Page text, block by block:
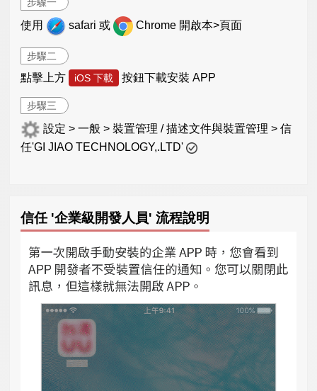
使用 safari 或 Chrome 開啟本>頁面
步驟二
點擊上方 iOS 下載 按鈕下載安裝 APP
步驟三
設定 > 一般 > 裝置管理 / 描述文件與裝置管理 > 信
任'GI JIAO TECHNOLOGY,.LTD'
信任 '企業級開發人員' 流程說明